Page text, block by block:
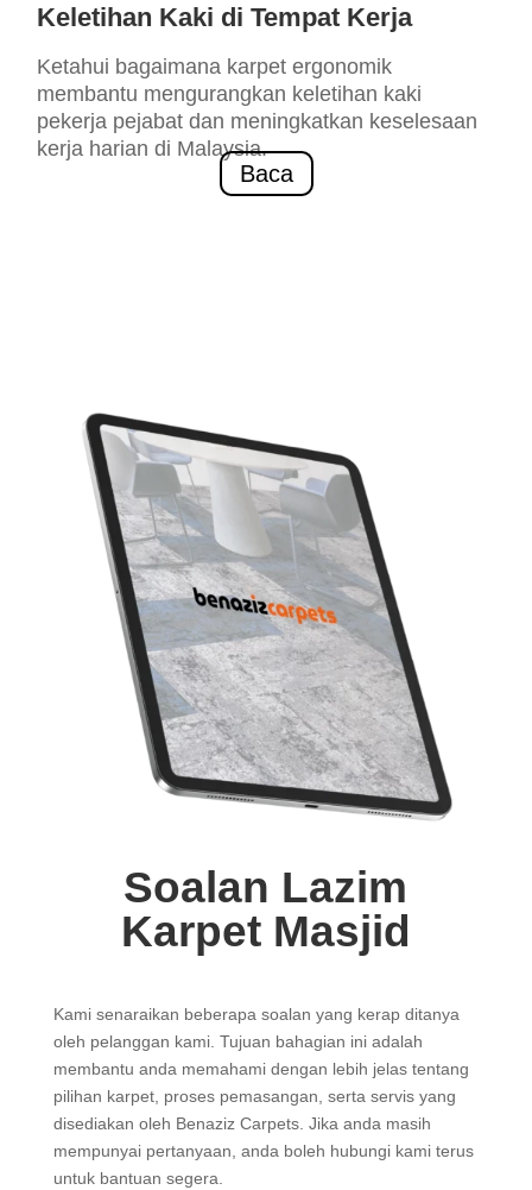
Keletihan Kaki di Tempat Kerja
Ketahui bagaimana karpet ergonomik
membantu mengurangkan keletihan kaki
pekerja pejabat dan meningkatkan keselesaan
kerja harian di Malaysia.
Baca
Soalan Lazim
Karpet Masjid
Kami senaraikan beberapa soalan yang kerap ditanya
oleh pelanggan kami. Tujuan bahagian ini adalah
membantu anda memahami dengan lebih jelas tentang
pilihan karpet, proses pemasangan, serta servis yang
disediakan oleh Benaziz Carpets. Jika anda masih
mempunyai pertanyaan, anda boleh hubungi kami terus
untuk bantuan segera.